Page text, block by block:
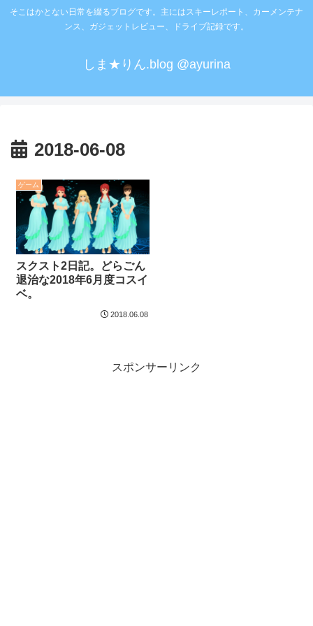
そこはかとない日常を綴るブログです。主にはスキーレポート、カーメンテナ
ンス、ガジェットレビュー、ドライブ記録です。
しま★りん.blog @ayurina
2018-06-08
ゲーム
スクスト2日記。どらごん
退治な2018年6月度コスイ
ベ。
2018.06.08
スポンサーリンク